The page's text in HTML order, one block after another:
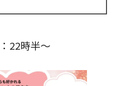
：22時半〜